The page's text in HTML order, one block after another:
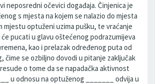
neposredni očevici događaja. Činjenica je
s mjesta na kojem se nalazio do mjesta
mjestu optuženi uzima pušku, te vraćanje
pucati u glavu oštećenog podrazumijeva
kao i prelazak određenog puta od
čime se ozbiljno dovodi u pitanje zaključak
o tome da se napadačka aktivnost
u odnosu na optuženog _______ odvija u